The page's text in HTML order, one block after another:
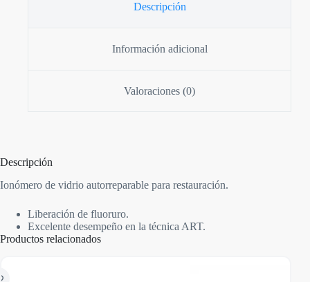
Descripción
Información adicional
Valoraciones (0)
Descripción
Ionómero de vidrio autorreparable para restauración.
Liberación de fluoruro.
Excelente desempeño en la técnica ART.
Productos relacionados